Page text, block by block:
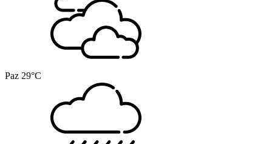
Paz 29°C